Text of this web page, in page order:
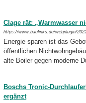
Clage rät: „Warmwasser
https://www.baulinks.de/webplugin/
Energie sparen ist das
öffentlichen
alte Boiler gegen moderne
Boschs Tronic-
ergänzt